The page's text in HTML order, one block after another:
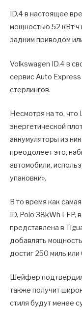
ID.4 в настоящее
мощностью 52 кВт·ч
задним приводом
Volkswagen ID.4 в
сервис Auto
стерлингов.
Несмотря на то, что
энергетической
аккумуляторы из
преодолеет это,
автомобили,
упаковки».
В то время как
ID. Polo 38kWh LFP,
представлена в
добавлять
достиг 250 миль
Шейфер
также получит
стиля будут менее